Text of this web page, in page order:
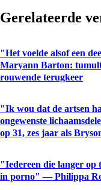
Gerelateerde
"Het voelde alsof een
Maryann Barton:
rouwende terugkeer
"Ik wou dat de artsen
ongewenste
op 31, zes jaar als
"Iedereen die langer op
in porno" — Philippa